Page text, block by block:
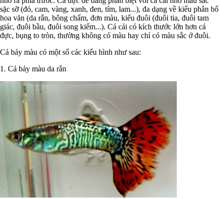
sặc sỡ (đỏ, cam, vàng, xanh, đen, tím, lam...), đa dạng về kiểu phân bố
hoa văn (da rắn, bông chấm, đơn màu, kiểu đuôi (đuôi tia, đuôi tam
giác, đuôi bầu, đuôi song kiếm...). Cá cái có kích thước lớn hơn cá
đực, bụng to tròn, thường không có màu hay chỉ có màu sắc ở đuôi.
Cá bảy màu có một số các kiểu hình như sau:
1. Cá bảy màu da rắn